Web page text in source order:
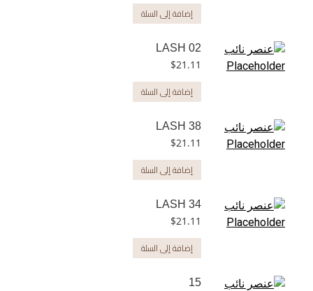
إضافة إلى السلة
LASH 02
$21.11
إضافة إلى السلة
LASH 38
$21.11
إضافة إلى السلة
LASH 34
$21.11
إضافة إلى السلة
15